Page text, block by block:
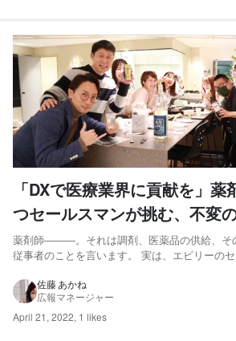
「DXで医療業界に貢献を」
つセールスマンが挑む、不変
薬剤師―――。それは調剤、医薬品の供給、そ
従事者のことを言います。 実は、エビリーの
す。一見、動画と無関係に思える医療の世界で
会、自社の製品情報を動画化など、この数年で
佐藤 あかね
広報マネージャー
April 21, 2022, 1 likes